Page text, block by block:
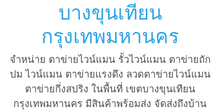
บางขุนเทียน
กรุงเทพมหานคร
จำหน่าย ตาข่ายไวน์แมน รั้วไวน์แมน ตาข่ายถัก
ปม ไวน์แมน ตาข่ายแรงดึง ลวดตาข่ายไวน์แมน
ตาข่ายกึ่งสปริง ในพื้นที่ เขตบางขุนเทียน
กรุงเทพมหานคร มีสินค้าพร้อมส่ง จัดส่งถึงบ้าน